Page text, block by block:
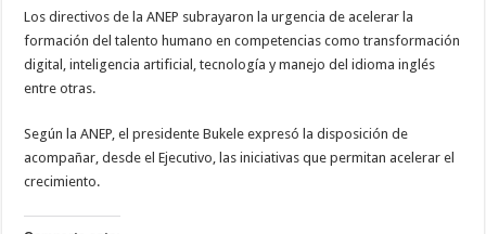
Los directivos de la ANEP subrayaron la urgencia de acelerar la
formación del talento humano en competencias como transformación
digital, inteligencia artificial, tecnología y manejo del idioma inglés
entre otras.
Según la ANEP, el presidente Bukele expresó la disposición de
acompañar, desde el Ejecutivo, las iniciativas que permitan acelerar el
crecimiento.